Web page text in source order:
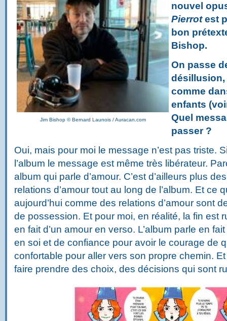
Jim Bishop © Bernard Launois / Auracan.com
nouvel
Pierrotest
bon
Bishop.
On passe
désillusion,
comme
enfants
Quel
passer ?
Oui, mais pour moi le message n’est pas triste.
l’album le message est même très libérateur.
album qui parle d’amour. C’est d’ailleurs plus
relations d’amour tout au long de l’album. Et ce
aujourd’hui comme des relations d’amour sont
de possession. Et pour moi, en réalité, la fin est
en fait d’un amour en verso. L’album parle en
en soi et de confiance pour avoir le courage de
confortable pour aller vers son propre chemin. Et
faire prendre des choix, des décisions qui sont